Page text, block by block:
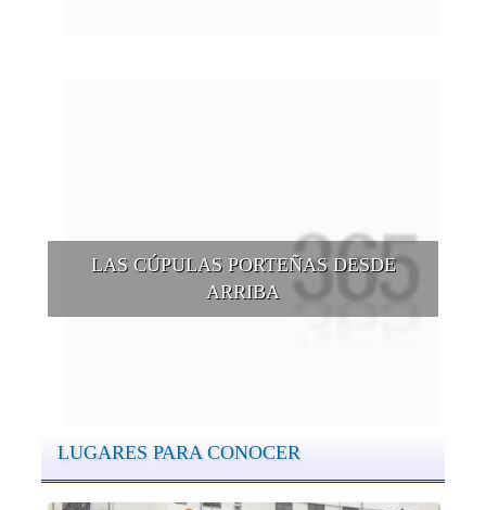
LAS CÚPULAS PORTEÑAS DESDE
ARRIBA
LUGARES PARA CONOCER